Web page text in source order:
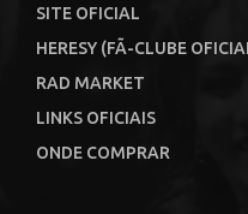
SITE OFICIAL
HERESY (FÃ-CLUBE
RAD MARKET
LINKS OFICIAIS
ONDE COMPRAR